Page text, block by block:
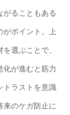
がることもある
がポイント。上
選ぶことで、
化が進むと筋力
トラストを意識
来のケガ防止に